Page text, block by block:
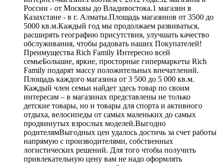
России - от Москвы до Владивостока.1 магазин в
Казахстане - в г. Алматы.Площадь магазинов от 3500 до
5000 кв.м.Каждый год мы продолжаем развиваться,
расширять географию присутствия, улучшать качество
обслуживания, чтобы радовать наших Покупателей!
Преимущества Rich Family Интересно всей
семьеБольшие, яркие, просторные гипермаркеты Rich
Family подарят массу положительных впечатлений.
Площадь каждого магазина от 3 500 до 5 000 кв.м.
Каждый член семьи найдет здесь товар по своим
интересам – в магазинах представлены не только
детские товары, но и товары для спорта и активного
отдыха, велосипеды от самых маленьких до самых
продвинутых взрослых моделей.Выгодно
родителямВыгодных цен удалось достичь за счет работы
напрямую с производителями, собственных
логистических решений. Для того чтобы получить
привлекательную цену вам не надо оформлять